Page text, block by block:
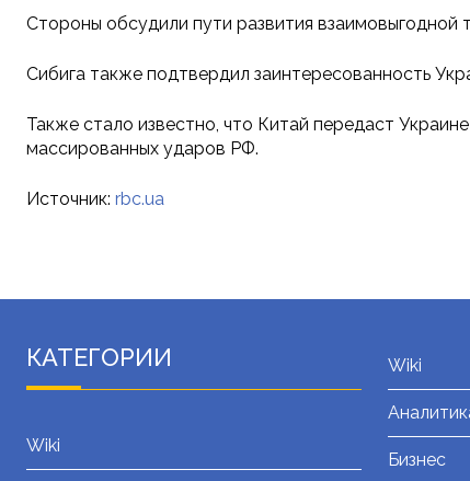
Стороны обсудили пути развития взаимовыгодной
Сибига также подтвердил заинтересованность
Также стало известно, что Китай передаст
массированных ударов РФ.
Источник: rbc.ua
КАТЕГОРИИ
Wiki
Wiki
Бизнес